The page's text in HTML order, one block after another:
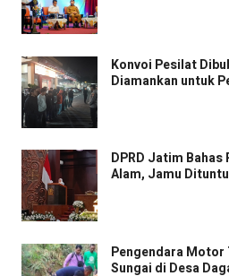
Konvoi Pesilat
Diamankan untuk
DPRD Jatim Bahas
Alam, Jamu
Pengendara
Sungai di Desa